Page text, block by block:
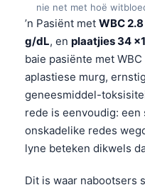
nie net met hoë
’n Pasiënt met WBC
g/dL, en plaatjies 34
baie pasiënte met WBC
aplastiese murg,
geneesmiddel-
rede is eenvoudig: een
onskadelike redes
lyne beteken dikwels
Dit is waar nabootsers